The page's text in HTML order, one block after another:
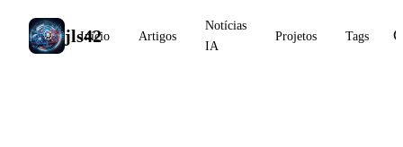
jls42
Início Artigos
Notícias
IA
Projetos Tags